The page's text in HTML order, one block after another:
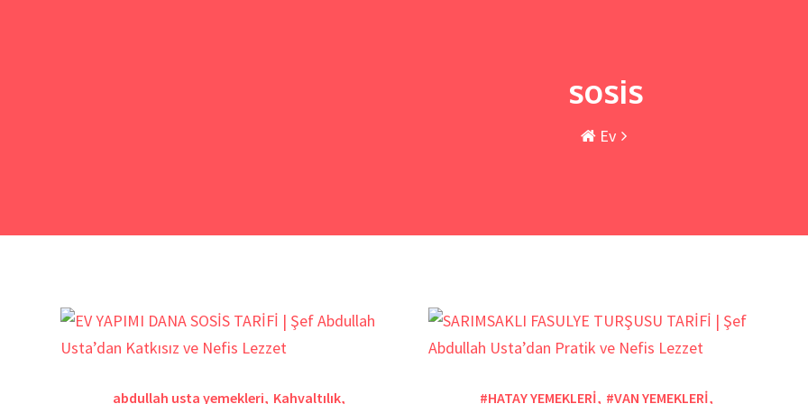
sosis
Ev
abdullah usta yemekleri, Kahvaltılık,
#HATAY YEMEKLERİ, #VAN YEMEKLERİ,